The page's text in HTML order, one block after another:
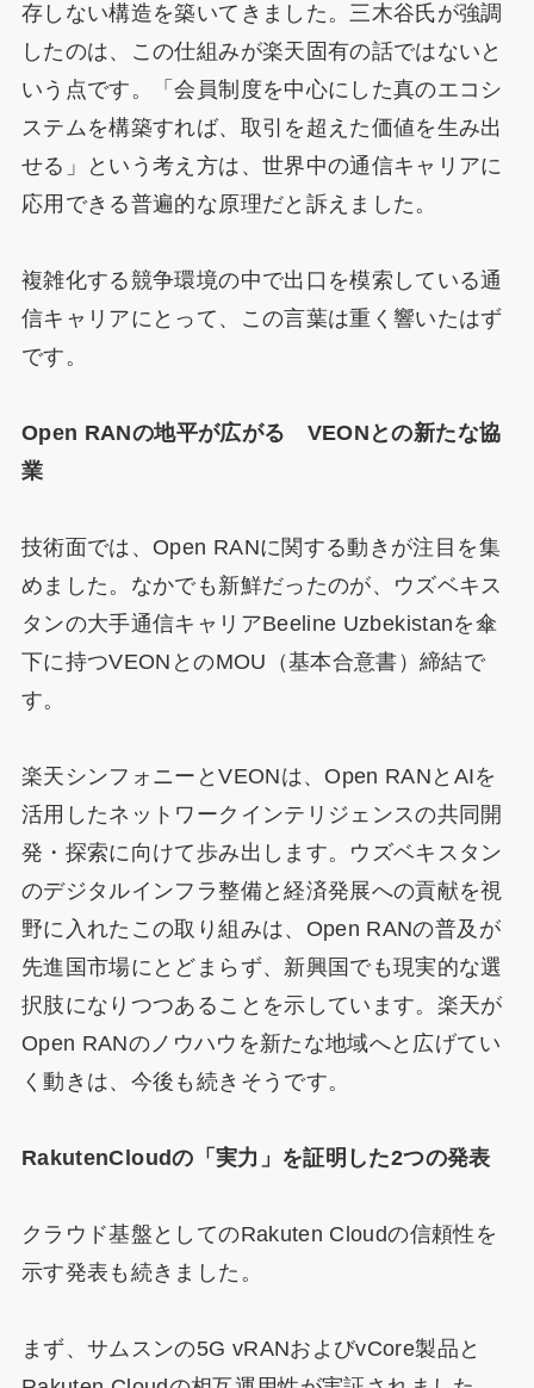
存しない構造を築いてきました。三木谷氏が強調
したのは、この仕組みが楽天固有の話ではないと
いう点です。「会員制度を中心にした真のエコシ
ステムを構築すれば、取引を超えた価値を生み出
せる」という考え方は、世界中の通信キャリアに
応用できる普遍的な原理だと訴えました。
複雑化する競争環境の中で出口を模索している通
信キャリアにとって、この言葉は重く響いたはず
です。
Open RANの地平が広がる VEONとの新たな協
業
技術面では、Open RANに関する動きが注目を集
めました。なかでも新鮮だったのが、ウズベキス
タンの大手通信キャリアBeeline Uzbekistanを傘
下に持つVEONとのMOU（基本合意書）締結で
す。
楽天シンフォニーとVEONは、Open RANとAIを
活用したネットワークインテリジェンスの共同開
発・探索に向けて歩み出します。ウズベキスタン
のデジタルインフラ整備と経済発展への貢献を視
野に入れたこの取り組みは、Open RANの普及が
先進国市場にとどまらず、新興国でも現実的な選
択肢になりつつあることを示しています。楽天が
Open RANのノウハウを新たな地域へと広げてい
く動きは、今後も続きそうです。
RakutenCloudの「実力」を証明した2つの発表
クラウド基盤としてのRakuten Cloudの信頼性を
示す発表も続きました。
まず、サムスンの5G vRANおよびvCore製品と